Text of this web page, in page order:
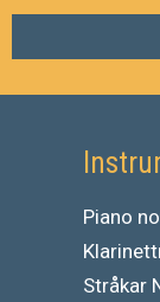
Piano
Stråkar